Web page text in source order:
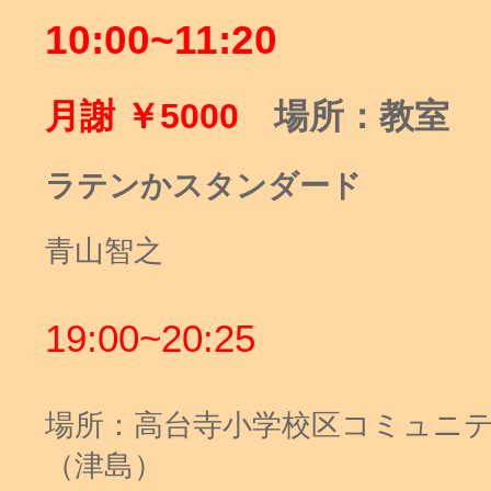
10:00~11:20
月謝 ￥5000 場所：教室
ラテンかスタンダード
青山智之
19:00~20:25
場所：高台寺小学校区コミュニ
（津島）